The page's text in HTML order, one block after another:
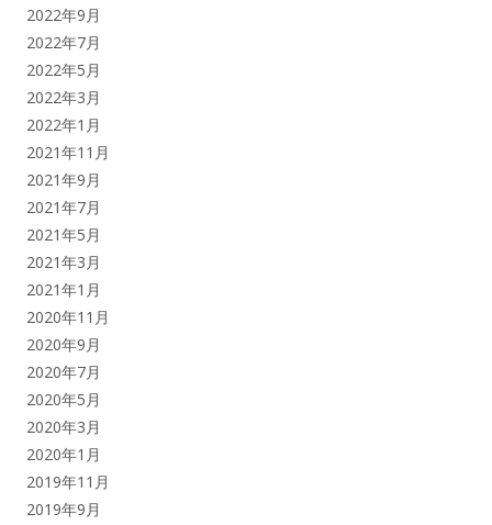
2022年9月
2022年7月
2022年5月
2022年3月
2022年1月
2021年11月
2021年9月
2021年7月
2021年5月
2021年3月
2021年1月
2020年11月
2020年9月
2020年7月
2020年5月
2020年3月
2020年1月
2019年11月
2019年9月